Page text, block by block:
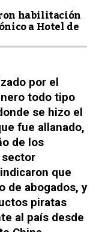
habilitación
a Hotel de
por el
todo tipo
se hizo el
fue allanado,
de los
que
de abogados, y
piratas
al país desde